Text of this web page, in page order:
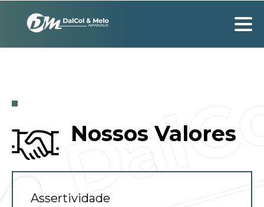
Nossos Valores
Assertividade